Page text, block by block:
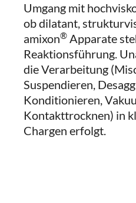
Umgang mit
ob dilatant,
amixon® Apparate
Reaktionsführung.
die Verarbeitung
Suspendieren,
Konditionieren,
Kontakttrocknen) in
Chargen erfolgt.